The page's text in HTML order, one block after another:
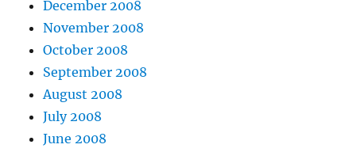
December 2008
November 2008
October 2008
September 2008
August 2008
July 2008
June 2008